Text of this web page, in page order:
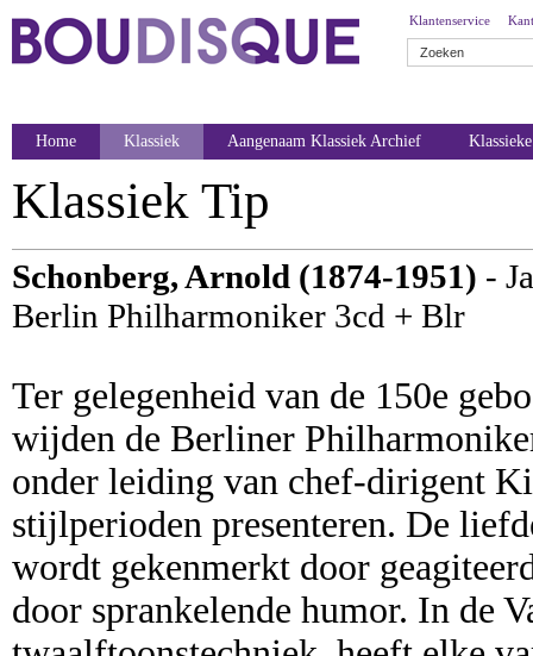
Klantenservice
Home Klassiek Aangenaam Klassiek Archief
Klassiek Tip
Schonberg, Arnold (1874-1951) -
Berlin Philharmoniker 3cd + Blr
Ter gelegenheid van de 150e
wijden de Berliner
onder leiding van chef-dirigent
stijlperioden presenteren. De
wordt gekenmerkt door
door sprankelende humor. In de